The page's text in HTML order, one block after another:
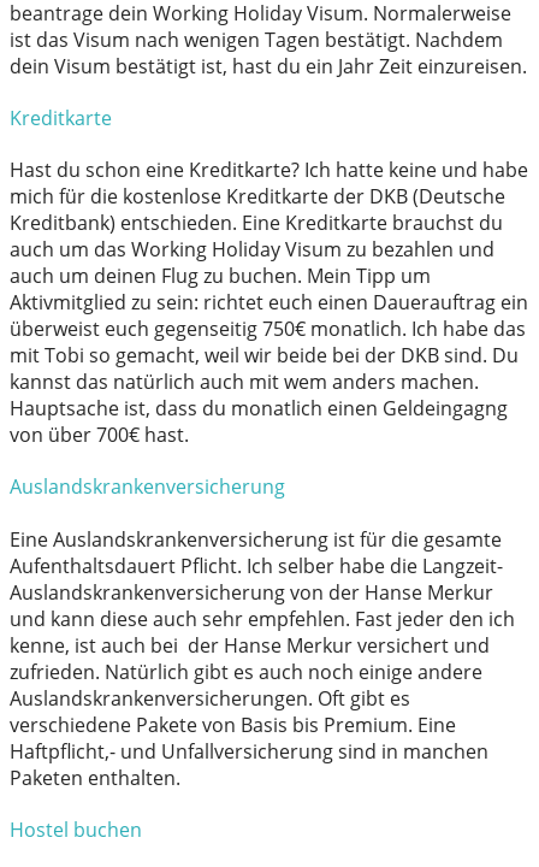
beantrage dein Working Holiday Visum. Normalerweise
ist das Visum nach wenigen Tagen bestätigt. Nachdem
dein Visum bestätigt ist, hast du ein Jahr Zeit einzureisen.
Kreditkarte
Hast du schon eine Kreditkarte? Ich hatte keine und habe
mich für die kostenlose Kreditkarte der DKB (Deutsche
Kreditbank) entschieden. Eine Kreditkarte brauchst du
auch um das Working Holiday Visum zu bezahlen und
auch um deinen Flug zu buchen. Mein Tipp um
Aktivmitglied zu sein: richtet euch einen Dauerauftrag ein
überweist euch gegenseitig 750€ monatlich. Ich habe das
mit Tobi so gemacht, weil wir beide bei der DKB sind. Du
kannst das natürlich auch mit wem anders machen.
Hauptsache ist, dass du monatlich einen Geldeingagng
von über 700€ hast.
Auslandskrankenversicherung
Eine Auslandskrankenversicherung ist für die gesamte
Aufenthaltsdauert Pflicht. Ich selber habe die Langzeit-
Auslandskrankenversicherung von der Hanse Merkur
und kann diese auch sehr empfehlen. Fast jeder den ich
kenne, ist auch bei der Hanse Merkur versichert und
zufrieden. Natürlich gibt es auch noch einige andere
Auslandskrankenversicherungen. Oft gibt es
verschiedene Pakete von Basis bis Premium. Eine
Haftpflicht,- und Unfallversicherung sind in manchen
Paketen enthalten.
Hostel buchen